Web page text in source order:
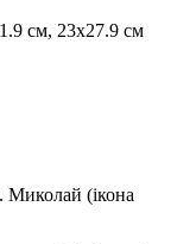
см, 23х27.9 см
Миколай (ікона